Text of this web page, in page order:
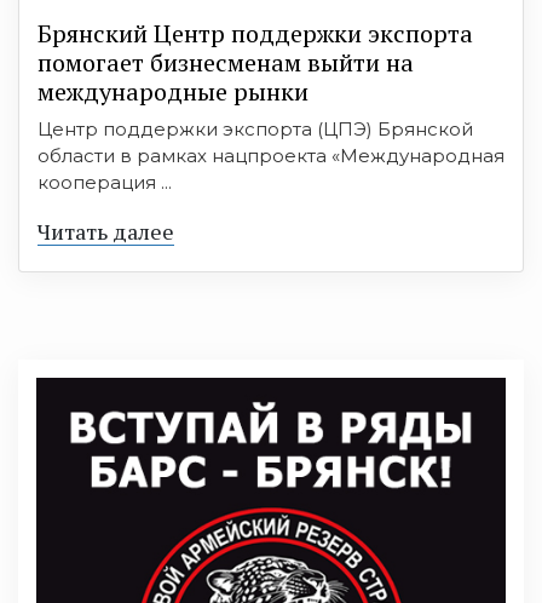
Брянский Центр поддержки экспорта
помогает бизнесменам выйти на
международные рынки
Центр поддержки экспорта (ЦПЭ) Брянской
области в рамках нацпроекта «Международная
кооперация ...
Читать далее